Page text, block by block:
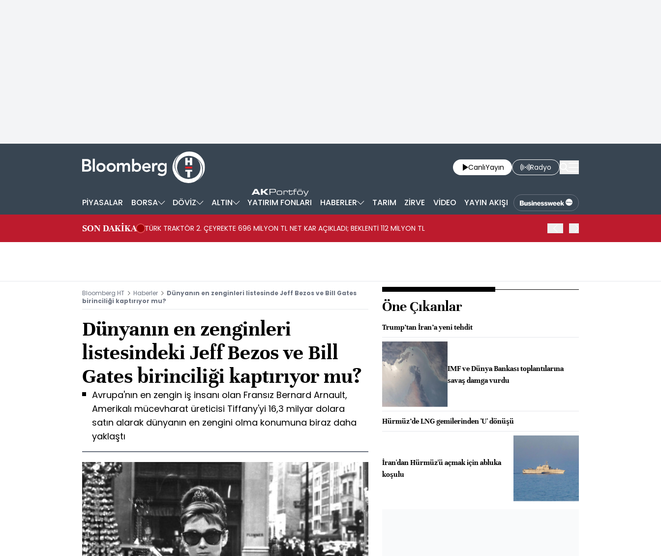
CanlıYayın Radyo
PİYASALAR BORSA DÖVİZ ALTIN YATIRIM FONLARI HABERLER TARIM ZİRVE VİDEO YAYIN AKIŞI
SON DAKİKA TÜRK TRAKTÖR 2. ÇEYREKTE 696 MİLYON TL NET KAR AÇIKLADI; BEKLENTİ 112 MİLYON TL
Bloomberg HT Haberler
Dünyanın en zenginleri listesinde Jeff Bezos ve Bill Gates
birinciliği kaptırıyor mu?
Dünyanın en zenginleri
listesindeki Jeff Bezos ve Bill
Gates birinciliği kaptırıyor mu?
Avrupa'nın en zengin iş insanı olan Fransız Bernard Arnault,
Amerikalı mücevharat üreticisi Tiffany'yi 16,3 milyar dolara
satın alarak dünyanın en zengini olma konumuna biraz daha
yaklaştı
Öne Çıkanlar
Trump’tan İran’a yeni tehdit
IMF ve Dünya Bankası toplantılarına
savaş damga vurdu
Hürmüz’de LNG gemilerinden 'U' dönüşü
İran'dan Hürmüz'ü açmak için abluka
koşulu